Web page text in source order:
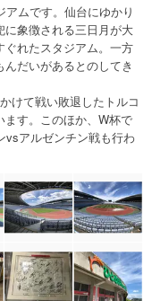
ムです。仙台にゆかり
に象徴される三日月が大
ぐれたスタジアム。一方
だいがあるとのしてき
けて戦い敗退したトルコ
す。このほか、W杯で
vsアルゼンチン戦も行わ